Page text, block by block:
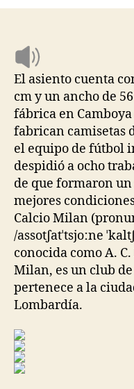
El asiento cuenta
cm y un ancho de
fábrica en
fabrican camisetas
el equipo de fútbol
despidió a ocho
de que formaron
mejores
Calcio Milan
/assotʃatˈtsjoːne
conocida como A.
Milan, es un club
pertenece a la
Lombardía.